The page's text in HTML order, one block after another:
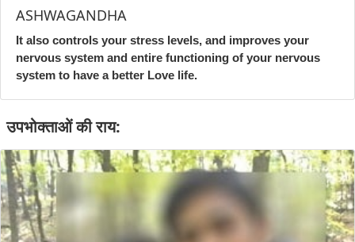
ASHWAGANDHA
It also controls your stress levels, and improves your
nervous system and entire functioning of your nervous
system to have a better Love life.
उपभोक्ताओं की राय: